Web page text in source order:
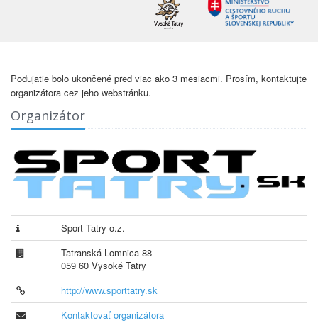
Podujatie bolo ukončené pred viac ako 3 mesiacmi. Prosím, kontaktujte
organizátora cez jeho webstránku.
Organizátor
Sport Tatry o.z.
Tatranská Lomnica 88
059 60 Vysoké Tatry
http://www.sporttatry.sk
Kontaktovať organizátora